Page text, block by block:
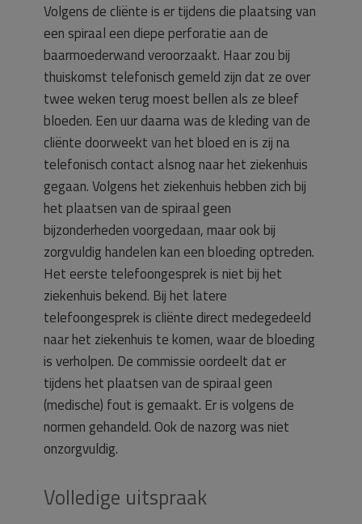
Volgens de cliënte is er tijdens die plaatsing van
een spiraal een diepe perforatie aan de
baarmoederwand veroorzaakt. Haar zou bij
thuiskomst telefonisch gemeld zijn dat ze over
twee weken terug moest bellen als ze bleef
bloeden. Een uur daarna was de kleding van de
cliënte doorweekt van het bloed en is zij na
telefonisch contact alsnog naar het ziekenhuis
gegaan. Volgens het ziekenhuis hebben zich bij
het plaatsen van de spiraal geen
bijzonderheden voorgedaan, maar ook bij
zorgvuldig handelen kan een bloeding optreden.
Het eerste telefoongesprek is niet bij het
ziekenhuis bekend. Bij het latere
telefoongesprek is cliënte direct medegedeeld
naar het ziekenhuis te komen, waar de bloeding
is verholpen. De commissie oordeelt dat er
tijdens het plaatsen van de spiraal geen
(medische) fout is gemaakt. Er is volgens de
normen gehandeld. Ook de nazorg was niet
onzorgvuldig.
Volledige uitspraak